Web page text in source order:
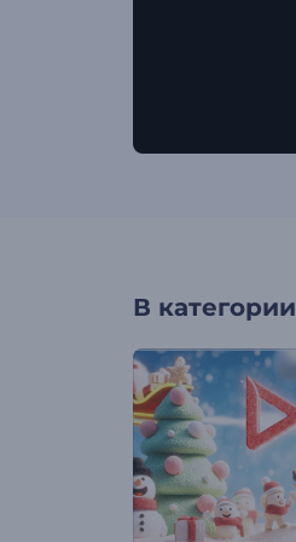
В категории